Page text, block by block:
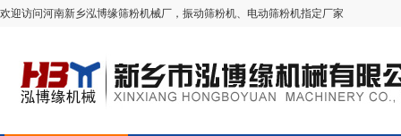
欢迎访问河南新乡泓博缘筛粉机械厂，振动筛粉机、电动筛粉机指定厂家